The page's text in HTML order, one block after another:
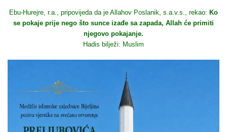
Ebu-Hurejre, r.a., pripovijeda da je Allahov Poslanik, s.a.v.s., rekao: Ko
se pokaje prije nego što sunce izađe sa zapada, Allah će primiti
njegovo pokajanje.
Hadis bilježi: Muslim